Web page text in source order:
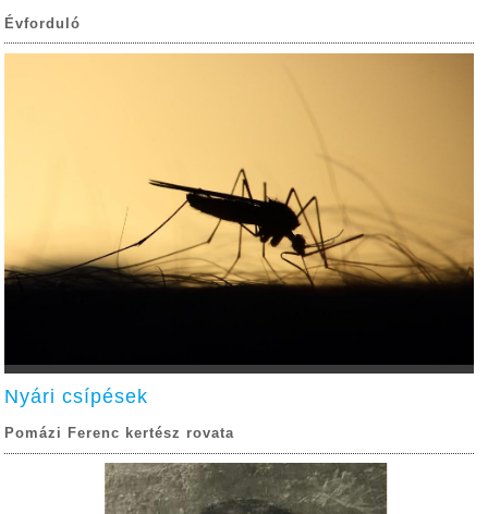
Évforduló
Nyári csípések
Pomázi Ferenc kertész rovata